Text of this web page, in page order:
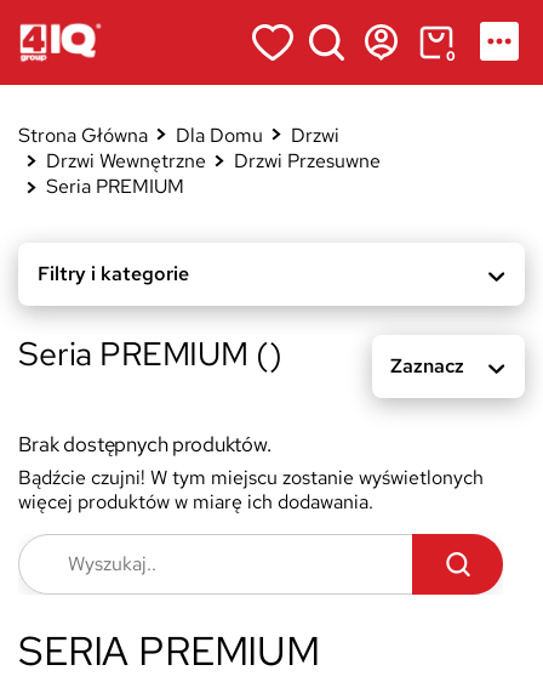
0
Strona Główna Dla Domu
Drzwi
Drzwi Wewnętrzne
Drzwi Przesuwne
Seria PREMIUM
Filtry i kategorie
Seria PREMIUM () Zaznacz
Brak dostępnych produktów.
Bądźcie czujni! W tym miejscu zostanie wyświetlonych
więcej produktów w miarę ich dodawania.
SERIA PREMIUM